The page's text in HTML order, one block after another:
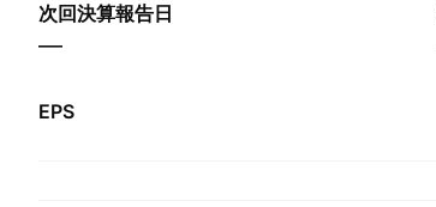
次回決算報告日
—
EPS